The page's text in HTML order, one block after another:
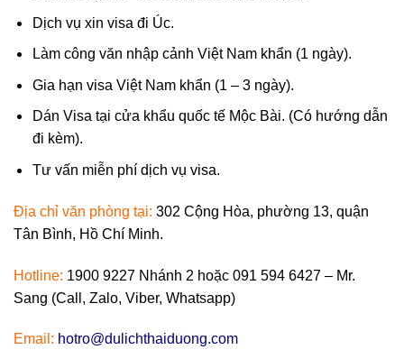
Dịch vụ xin visa đi Úc.
Làm công văn nhập cảnh Việt Nam khẩn (1 ngày).
Gia hạn visa Việt Nam khẩn (1 – 3 ngày).
Dán Visa tại cửa khẩu quốc tế Mộc Bài. (Có hướng dẫn
đi kèm).
Tư vấn miễn phí dịch vụ visa.
Địa chỉ văn phòng tại: 302 Cộng Hòa, phường 13, quận
Tân Bình, Hồ Chí Minh.
Hotline: 1900 9227 Nhánh 2 hoặc 091 594 6427 – Mr.
Sang (Call, Zalo, Viber, Whatsapp)
Email: hotro@dulichthaiduong.com